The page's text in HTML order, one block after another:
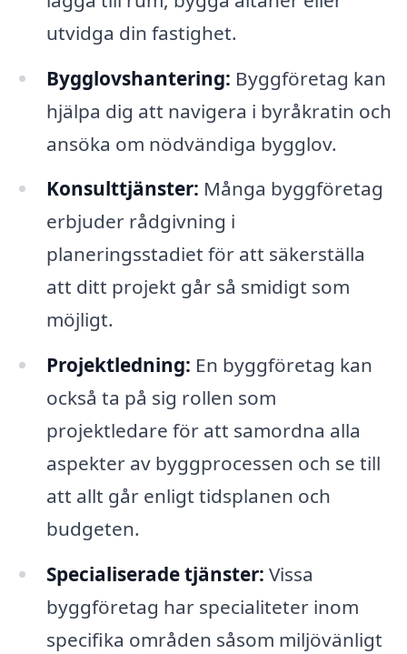
utvidga din fastighet.
Bygglovshantering: Byggföretag kan
hjälpa dig att navigera i byråkratin och
ansöka om nödvändiga bygglov.
Konsulttjänster: Många byggföretag
erbjuder rådgivning i
planeringsstadiet för att säkerställa
att ditt projekt går så smidigt som
möjligt.
Projektledning: En byggföretag kan
också ta på sig rollen som
projektledare för att samordna alla
aspekter av byggprocessen och se till
att allt går enligt tidsplanen och
budgeten.
Specialiserade tjänster: Vissa
byggföretag har specialiteter inom
specifika områden såsom miljövänligt